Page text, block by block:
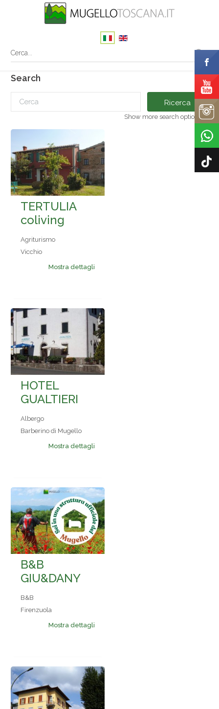
Search
Ricerca
Show more search options
TERTULIA
coliving
Agriturismo
Vicchio
Mostra dettagli
HOTEL
GUALTIERI
Albergo
Barberino di Mugello
Mostra dettagli
B&B
GIU&DANY
B&B
Firenzuola
Mostra dettagli